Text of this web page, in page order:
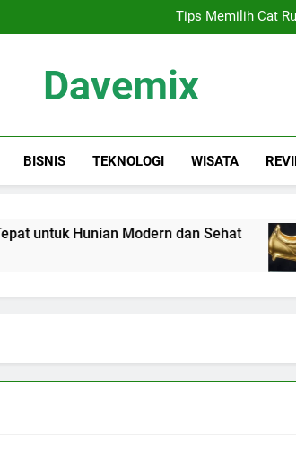
Tips Memilih Cat
Siapa
Tips Memilih Cat
Siapa
Davemix
BISNIS TEKNOLOGI WISATA
untuk Hunian Modern dan Sehat